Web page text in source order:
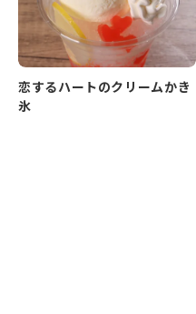
恋するハートのクリームかき
氷